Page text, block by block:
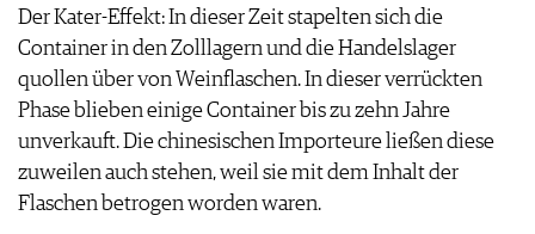
Der Kater-Effekt: In dieser Zeit stapelten sich die
Container in den Zolllagern und die Handelslager
quollen über von Weinflaschen. In dieser verrückten
Phase blieben einige Container bis zu zehn Jahre
unverkauft. Die chinesischen Importeure ließen diese
zuweilen auch stehen, weil sie mit dem Inhalt der
Flaschen betrogen worden waren.